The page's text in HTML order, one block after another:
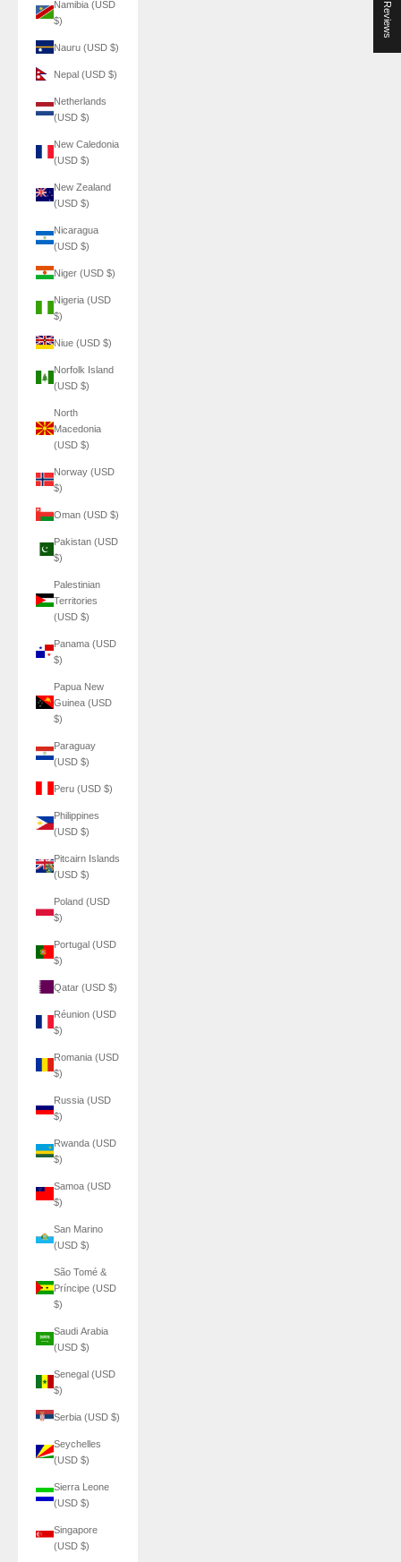
Namibia (USD
$)
Nauru (USD $)
Nepal (USD $)
Netherlands
(USD $)
New Caledonia
(USD $)
New Zealand
(USD $)
Nicaragua
(USD $)
Niger (USD $)
Nigeria (USD
$)
Niue (USD $)
Norfolk Island
(USD $)
North
Macedonia
(USD $)
Norway (USD
$)
Oman (USD $)
Pakistan (USD
$)
Palestinian
Territories
(USD $)
Panama (USD
$)
Papua New
Guinea (USD
$)
Paraguay
(USD $)
Peru (USD $)
Philippines
(USD $)
Pitcairn Islands
(USD $)
Poland (USD
$)
Portugal (USD
$)
Qatar (USD $)
Réunion (USD
$)
Romania (USD
$)
Russia (USD
$)
Rwanda (USD
$)
Samoa (USD
$)
San Marino
(USD $)
São Tomé &
Príncipe (USD
$)
Saudi Arabia
(USD $)
Senegal (USD
$)
Serbia (USD $)
Seychelles
(USD $)
Sierra Leone
(USD $)
Singapore
(USD $)
★ Reviews